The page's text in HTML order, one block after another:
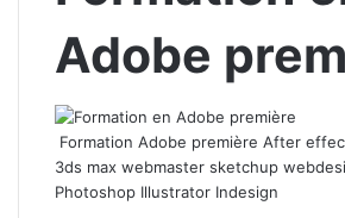
Adobe
Formation Adobe première After
3ds max webmaster sketchup
Photoshop Illustrator Indesign